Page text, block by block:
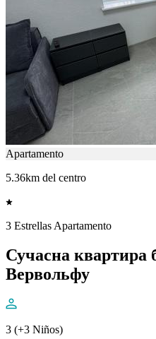
Apartamento
5.36km del centro
3 Estrellas Apartamento
Сучасна квартира
Вервольфу
3 (+3 Niños)